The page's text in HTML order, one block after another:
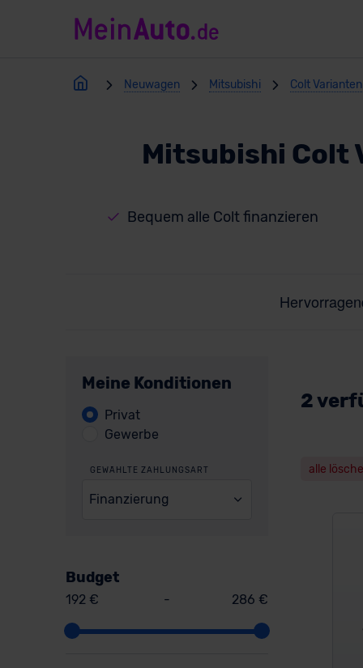
Neuwagen Mitsubishi Colt Varianten
Mitsubishi Colt
Bequem alle Colt finanzieren
Meine Konditionen
Privat
Gewerbe
GEWÄHLTE ZAHLUNGSART
Finanzierung
Budget
192 € - 286 €
2
alle